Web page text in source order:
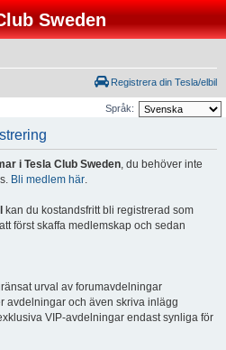
Sweden
Registrera din Tesla/elbil
Språk:
i Tesla Club Sweden, du behöver inte
Bli medlem här.
kan du kostandsfritt bli registrerad som
först skaffa medlemskap och sedan
urval av forumavdelningar
avdelningar och även skriva inlägg
VIP-avdelningar endast synliga för